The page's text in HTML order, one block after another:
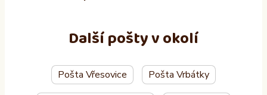
Další pošty v okolí
Pošta Vřesovice Pošta Vrbátky